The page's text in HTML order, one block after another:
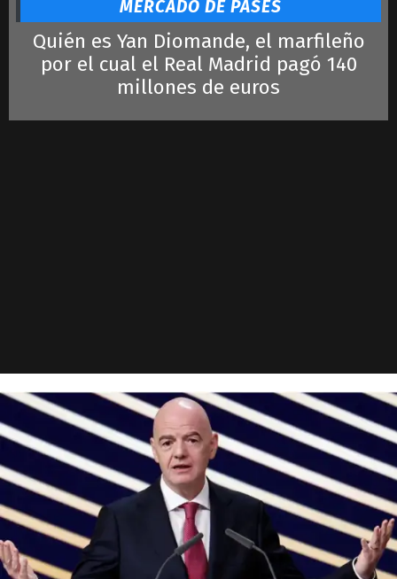
MERCADO DE PASES
Quién es Yan Diomande, el marfileño
por el cual el Real Madrid pagó 140
millones de euros